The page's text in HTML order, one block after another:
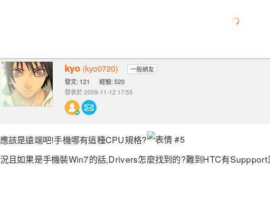
kyo (kyo0720)
一般網友
發文: 121
經驗: 520
發表於 2009-11-12 17:55
應該是遠端吧!手機哪有這種CPU規格?
況且如果是手機裝Win7的話,Drivers怎麼找到的?難到HTC有